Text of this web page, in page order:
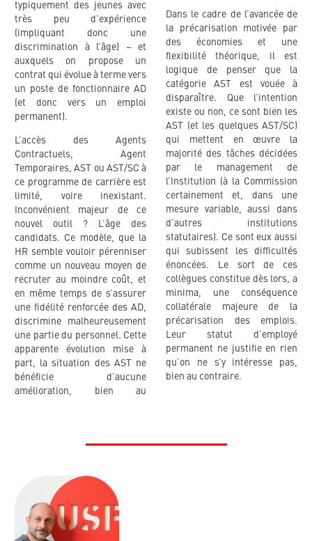
typiquement des jeunes avec
très peu d’expérience
(impliquant donc une
discrimination à l’âge) – et
auxquels on propose un
contrat qui évolue à terme vers
un poste de fonctionnaire AD
(et donc vers un emploi
permanent).
L’accès des Agents
Contractuels, Agent
Temporaires, AST ou AST/SC à
ce programme de carrière est
limité, voire inexistant.
Inconvénient majeur de ce
nouvel outil ? L’âge des
candidats. Ce modèle, que la
HR semble vouloir pérenniser
comme un nouveau moyen de
recruter au moindre coût, et
en même temps de s’assurer
une fidélité renforcée des AD,
discrimine malheureusement
une partie du personnel. Cette
apparente évolution mise à
part, la situation des AST ne
bénéficie d’aucune
amélioration, bien au
Dans le cadre de l’avancée de
la précarisation motivée par
des économies et une
flexibilité théorique, il est
logique de penser que la
catégorie AST est vouée à
disparaître. Que l’intention
existe ou non, ce sont bien les
AST (et les quelques AST/SC)
qui mettent en œuvre la
majorité des tâches décidées
par le management de
l’Institution (à la Commission
certainement et, dans une
mesure variable, aussi dans
d’autres institutions
statutaires). Ce sont eux aussi
qui subissent les difficultés
énoncées. Le sort de ces
collègues constitue dès lors, a
minima, une conséquence
collatérale majeure de la
précarisation des emplois.
Leur statut d’employé
permanent ne justifie en rien
qu’on ne s’y intéresse pas,
bien au contraire.